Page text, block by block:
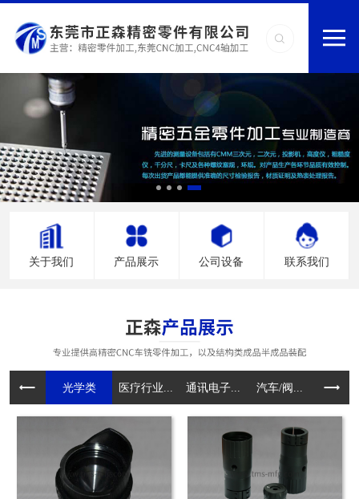
关于我们 产品展示 公司设备 联系我们
光学类 医疗行业... 通讯电子... 汽车/阀... 电动工